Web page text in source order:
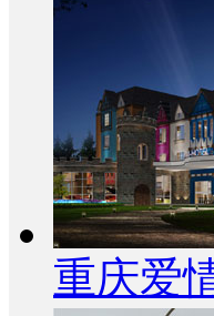
重庆爱